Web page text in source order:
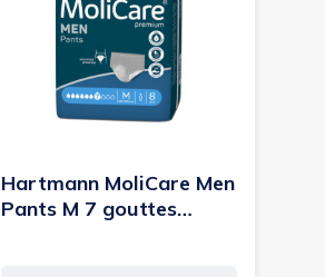
Hartmann MoliCare Men
Pants M 7 gouttes